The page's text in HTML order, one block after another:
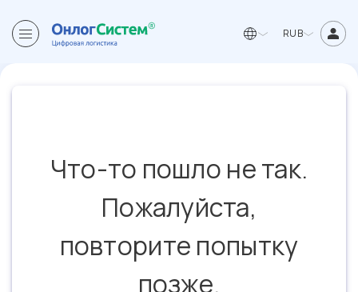
RUB
Что-то пошло не так.
Пожалуйста,
повторите попытку
позже.